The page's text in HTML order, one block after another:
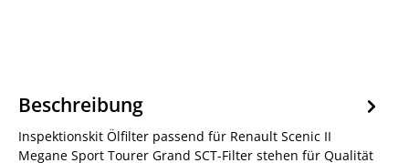
Beschreibung
Inspektionskit Ölfilter passend für Renault Scenic II
Megane Sport Tourer Grand SCT-Filter stehen für Qualität